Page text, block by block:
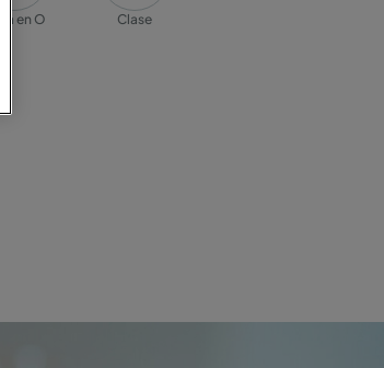
en O Clase